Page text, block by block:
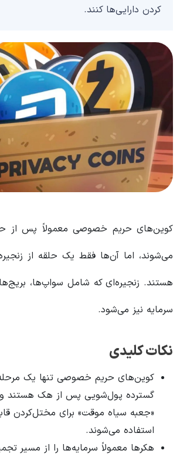
کردن دارایی‌ها کنند.
کوین‌های حریم خصوصی معمولاً پس از
می‌شوند، اما آن‌ها فقط یک حلقه از
هستند. زنجیره‌ای که شامل سواپ‌ها،
سرمایه نیز می‌شود.
نکات کلیدی
کوین‌های حریم خصوصی تنها یک مرحله
گسترده پول‌شویی پس از هک هستند و
«جعبه سیاه موقت» برای مختل‌کردن
استفاده می‌شوند.
هکرها معمولاً سرمایه‌ها را از مسیر